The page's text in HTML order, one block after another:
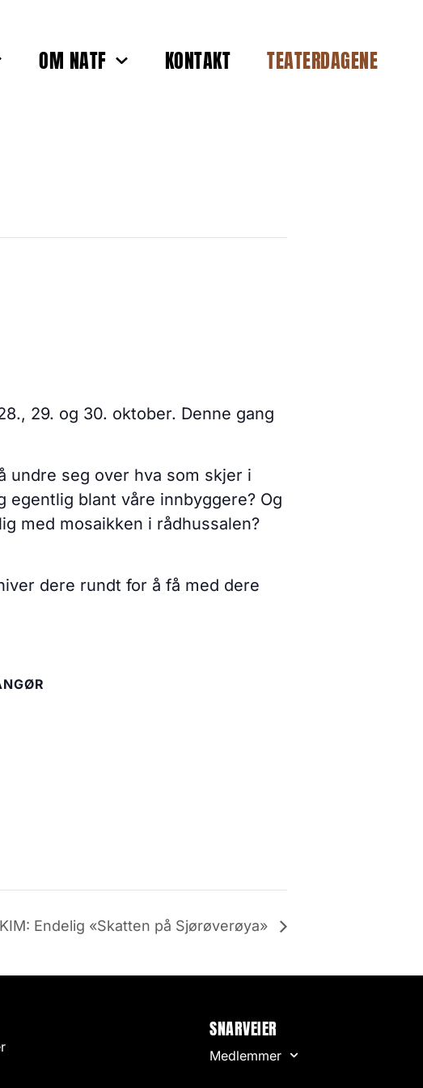
OM NATF KONTAKT TEATERDAGENE
29. og 30. oktober. Denne gang
undre seg over hva som skjer i
blant våre innbyggere? Og
med mosaikken i rådhussalen?
dere rundt for å få med dere
Endelig «Skatten på Sjørøverøya»
SNARVEIER
Medlemmer